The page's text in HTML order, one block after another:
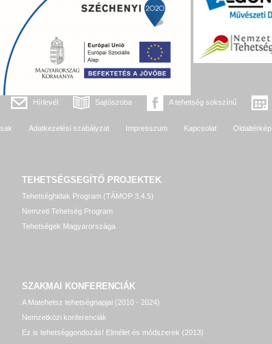
Hírlevél Sajtószoba A tehetség sokszínű
Adatkezelési szabályzat Impresszum Kapcsolat Oldaltérkép
TEHETSÉGSEGÍTŐ PROJEKTEK
Tehetséghidak Program (TÁMOP 3.4.5)
Nemzeti Tehetség Program
Tehetségek Magyarországa
SZAKMAI KONFERENCIÁK
A Matehetsz tehetségnapjai (2010 - 2024)
Nemzetközi konferenciák
Ez is tehetséggondozás! Elmélet és módszerek (2013)